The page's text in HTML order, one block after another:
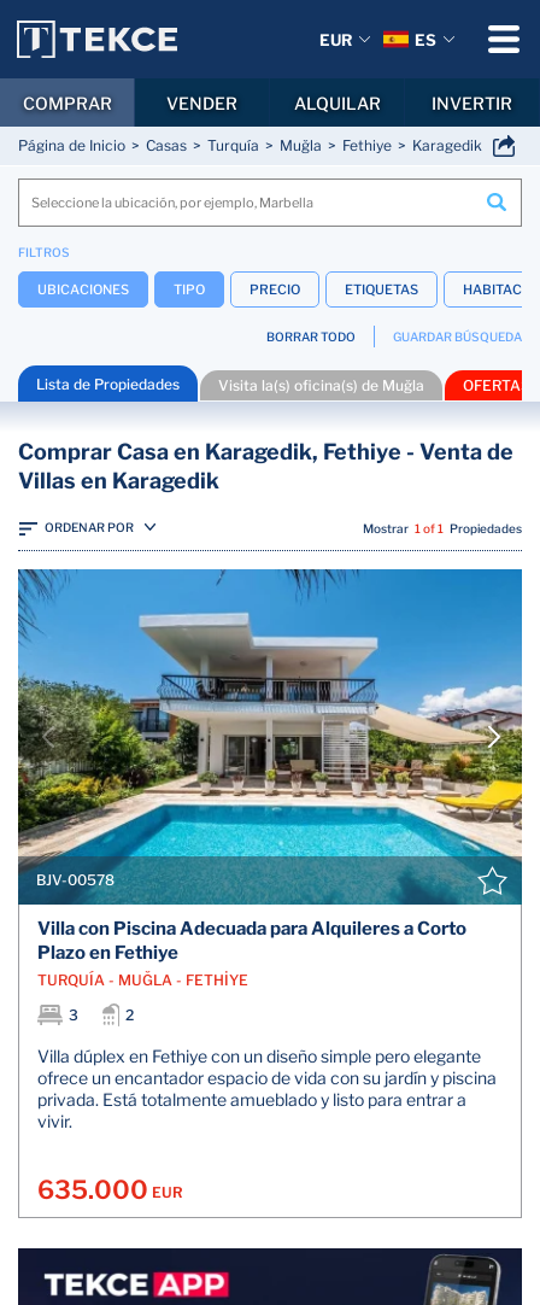
Página de Inicio Casas Turquía Muğla Fethiye Karagedik
FILTROS
UBICACIONES TIPO PRECIO ETIQUETAS
BORRAR TODO GUARDAR BÚSQUEDA
Lista de Propiedades Visita la(s) oficina(s) de Muğla OFERTAS
Comprar Casa en Karagedik, Fethiye - Venta de
Villas en Karagedik
ORDENAR POR Mostrar 1 of 1 Propiedades
BJV-00578
Villa con Piscina Adecuada para Alquileres a Corto
Plazo en Fethiye
TURQUÍA - MUĞLA - FETHİYE
3
2
Villa dúplex en Fethiye con un diseño simple pero elegante
ofrece un encantador espacio de vida con su jardín y piscina
privada. Está totalmente amueblado y listo para entrar a
vivir.
635.000 EUR
EUR ES
COMPRAR VENDER ALQUILAR INVERTIR